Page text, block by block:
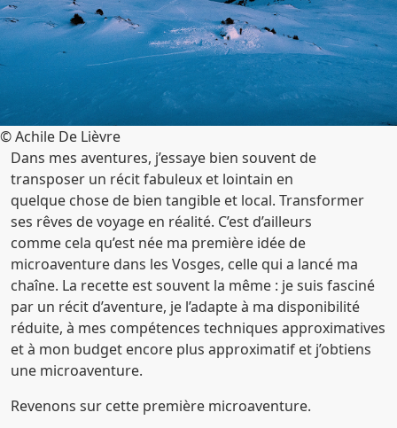
© Achile De Lièvre
Dans mes aventures, j’essaye bien souvent de
transposer un récit fabuleux et lointain en
quelque chose de bien tangible et local. Transformer
ses rêves de voyage en réalité. C’est d’ailleurs
comme cela qu’est née ma première idée de
microaventure dans les Vosges, celle qui a lancé ma
chaîne. La recette est souvent la même : je suis fasciné
par un récit d’aventure, je l’adapte à ma disponibilité
réduite, à mes compétences techniques approximatives
et à mon budget encore plus approximatif et j’obtiens
une microaventure.
Revenons sur cette première microaventure.